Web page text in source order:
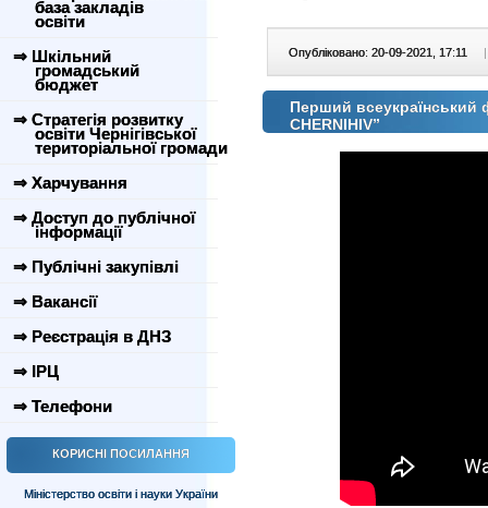
база закладів
освіти
⇒ Шкільний
громадський
бюджет
⇒ Стратегія розвитку
освіти Чернігівської
територіальної громади
⇒ Харчування
⇒ Доступ до публічної
інформації
⇒ Публічні закупівлі
⇒ Вакансії
⇒ Реєстрація в ДНЗ
⇒ ІРЦ
⇒ Телефони
КОРИСНІ ПОСИЛАННЯ
Міністерство освіти і науки України
Опубліковано: 20-09-2021, 17:11 |
Перший всеукраїнський
CHERNIHIV”